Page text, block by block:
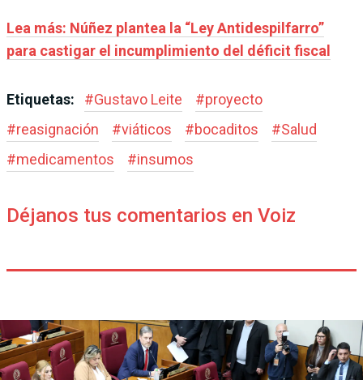
Lea más: Núñez plantea la “Ley Antidespilfarro”
para castigar el incumplimiento del déficit fiscal
Etiquetas: #Gustavo Leite #proyecto
#reasignación #viáticos #bocaditos #Salud
#medicamentos #insumos
Déjanos tus comentarios en Voiz